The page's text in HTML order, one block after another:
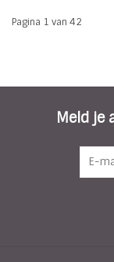
Pagina 1 van 42
Meld je